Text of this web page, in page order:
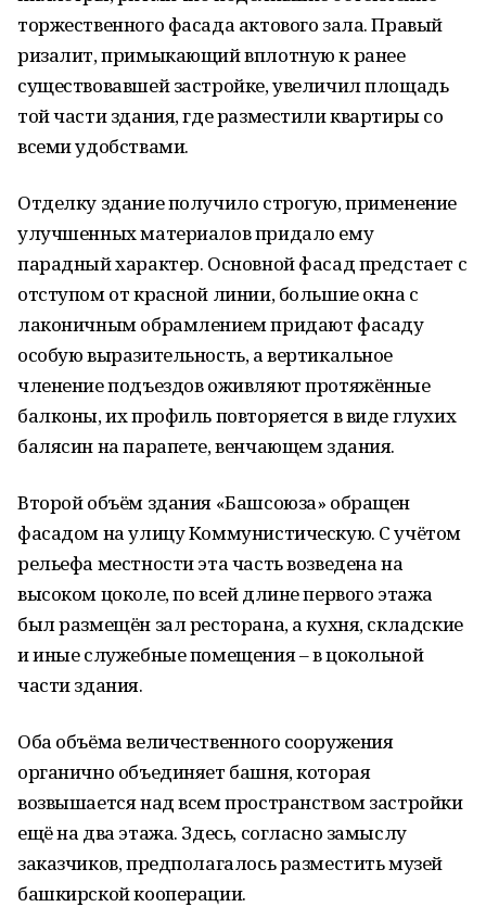
торжественного фасада актового зала. Правый
ризалит, примыкающий вплотную к ранее
существовавшей застройке, увеличил площадь
той части здания, где разместили квартиры со
всеми удобствами.
Отделку здание получило строгую, применение
улучшенных материалов придало ему
парадный характер. Основной фасад предстает с
отступом от красной линии, большие окна с
лаконичным обрамлением придают фасаду
особую выразительность, а вертикальное
членение подъездов оживляют протяжённые
балконы, их профиль повторяется в виде глухих
балясин на парапете, венчающем здания.
Второй объём здания «Башсоюза» обращен
фасадом на улицу Коммунистическую. С учётом
рельефа местности эта часть возведена на
высоком цоколе, по всей длине первого этажа
был размещён зал ресторана, а кухня, складские
и иные служебные помещения – в цокольной
части здания.
Оба объёма величественного сооружения
органично объединяет башня, которая
возвышается над всем пространством застройки
ещё на два этажа. Здесь, согласно замыслу
заказчиков, предполагалось разместить музей
башкирской кооперации.